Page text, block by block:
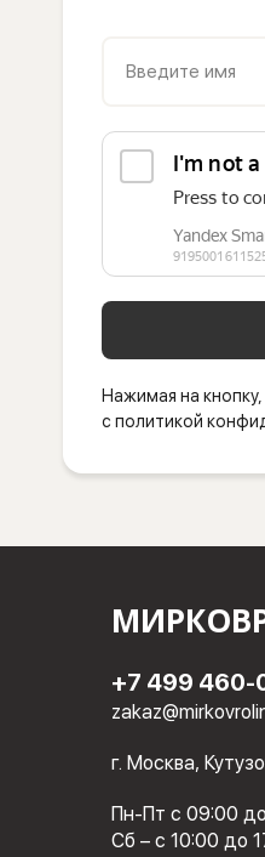
Введите имя
Нажимая на
с политикой
+7 499 460-
г. Москва,
Пн-Пт с 09:00
Сб – с 10:00 до